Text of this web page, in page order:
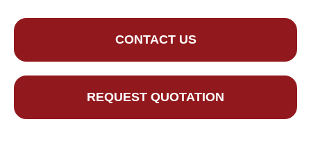
CONTACT US
REQUEST QUOTATION